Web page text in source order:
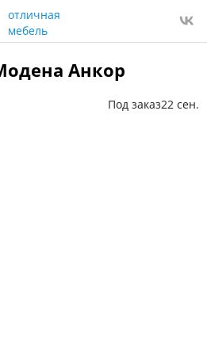
Анкор
Под заказ22 сен.